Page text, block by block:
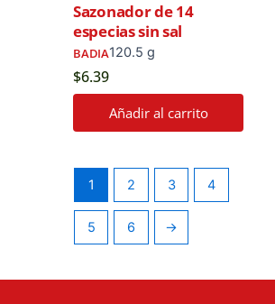
Sazonador de 14
especias sin sal
BADIA120.5 g
$6.39
Añadir al carrito
1 2 3 4
5 6 →